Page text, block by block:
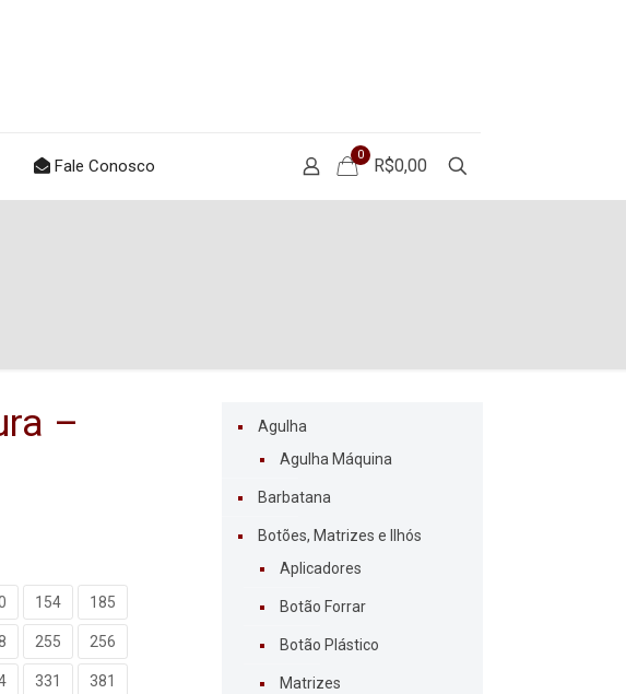
Fale Conosco
0
R$0,00
–
154 185
255 256
331 381
Agulha
Agulha Máquina
Barbatana
Botões, Matrizes e Ilhós
Aplicadores
Botão Forrar
Botão Plástico
Matrizes